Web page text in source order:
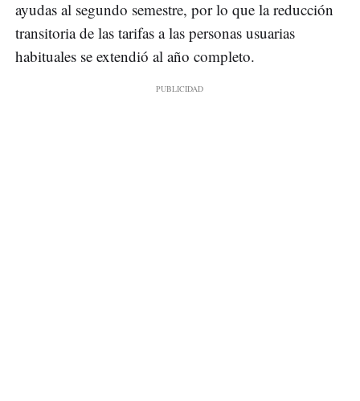
ayudas al segundo semestre, por lo que la reducción
transitoria de las tarifas a las personas usuarias
habituales se extendió al año completo.